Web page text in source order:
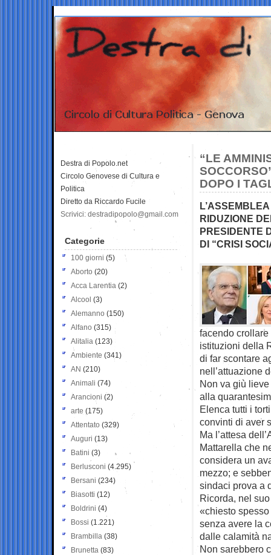
“LE
DOPO I
RIDUZIONE
PRESIDENTE
DI “CRISI
facendo
istituzioni della
di far scontare
nell’attuazione
Non va giù
alla
Elenca tutti i
convinti di aver
Ma l’attesa
Mattarella che
considera un
mezzo; e
sindaci prova a
Ricorda, nel
«chiesto
senza avere la
dalle calamità
Non sarebbero
Destra di Popolo.net
Circolo Genovese di Cultura e
Politica
Diretto da Riccardo Fucile
Scrivici: destradipopolo@gmail.com
Categorie
100 giorni (5)
Aborto (20)
Acca Larentia (2)
Alcool (3)
Alemanno (150)
Alfano (315)
Alitalia (123)
Ambiente (341)
AN (210)
Animali (74)
Arancioni (2)
arte (175)
Attentato (329)
Auguri (13)
Batini (3)
Berlusconi (4.295)
Bersani (234)
Biasotti (12)
Boldrini (4)
Bossi (1.221)
Brambilla (38)
Brunetta (83)